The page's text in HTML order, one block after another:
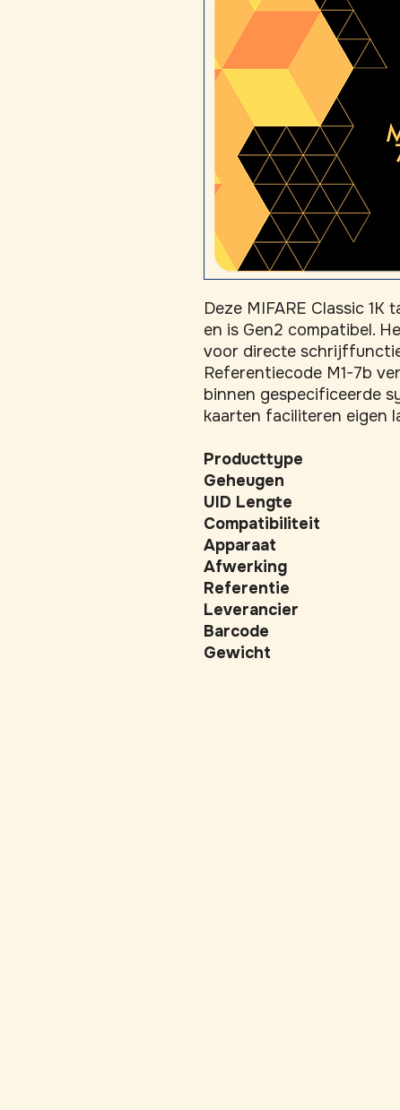
Deze MIFARE Classic
en is Gen2 compatibel.
voor directe
Referentiecode M1-7b
binnen gespecificeerde
kaarten faciliteren eigen
Producttype
Geheugen
UID Lengte
Compatibiliteit
Apparaat
Afwerking
Referentie
Leverancier
Barcode
Gewicht